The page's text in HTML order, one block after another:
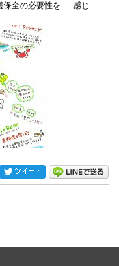
保全の必要性を 感じ...